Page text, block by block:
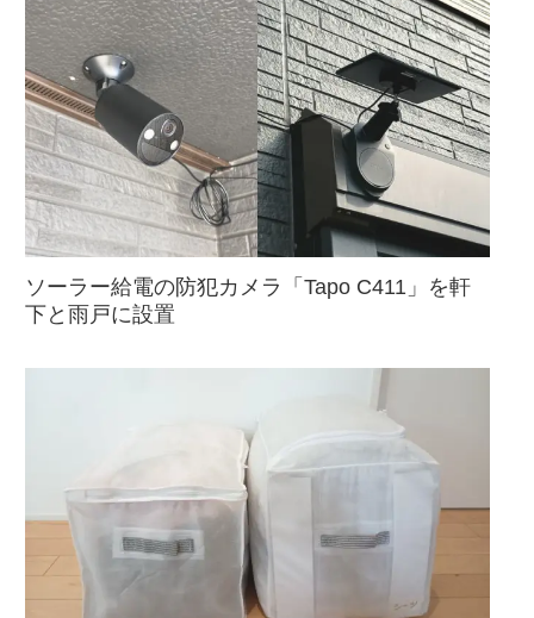
ソーラー給電の防犯カメラ「Tapo C411」を軒
下と雨戸に設置